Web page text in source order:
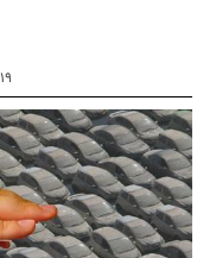
۱۹ خرداد ۱۳۹۲ - ۱۱:۳۴